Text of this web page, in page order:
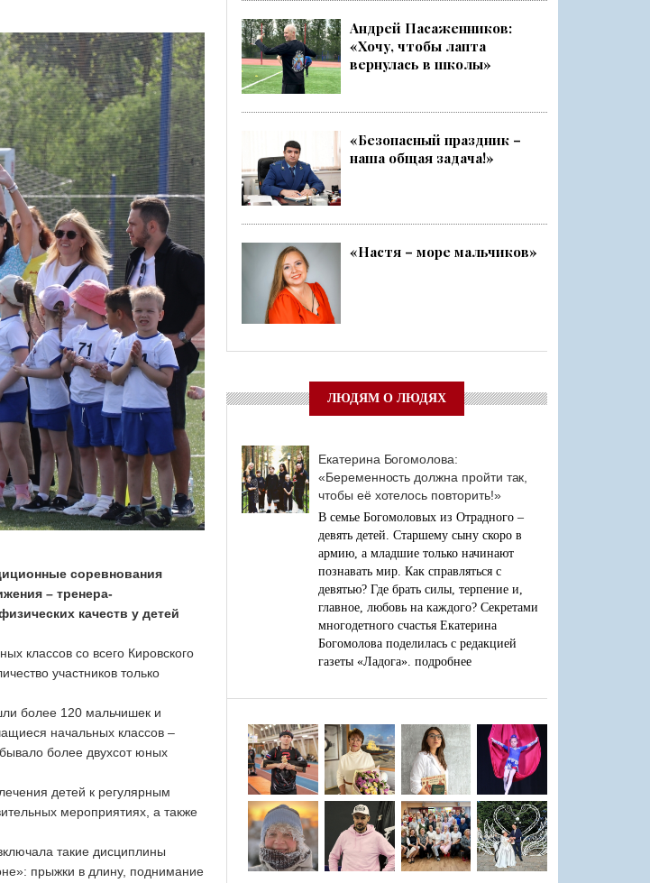
спортивно-туристский слёт
ИЮЛЯ 2026
Бахир в составе сборной Ленобласти стала серебряным ...
ИЮЛЯ 2026
отряд: делаем город чище, а себя — каждый раз ещ...
ИЮЛЯ 2026
в поселке Синявино
ИЮЛЯ 2026
в школу!
ИЮЛЯ 2026
Отвечаем!
АВГУСТА 2026
соревнования
– тренера-
качеств у детей
классов со всего Кировского
участников только
более 120 мальчишек и
начальных классов –
более двухсот юных
детей к регулярным
мероприятиях, а также
такие дисциплины
прыжки в длину, поднимание
Андрей Пасаженников:
«Хочу, чтобы лапта
вернулась в школы»
«Безопасный праздник –
наша общая задача!»
«Настя – море мальчиков»
ЛЮДЯМ О ЛЮДЯХ
Екатерина Богомолова:
«Беременность должна пройти так,
чтобы её хотелось повторить!»
В семье Богомоловых из Отрадного –
девять детей. Старшему сыну скоро в
армию, а младшие только начинают
познавать мир. Как справляться с
девятью? Где брать силы, терпение и,
главное, любовь на каждого? Секретами
многодетного счастья Екатерина
Богомолова поделилась с редакцией
газеты «Ладога». подробнее